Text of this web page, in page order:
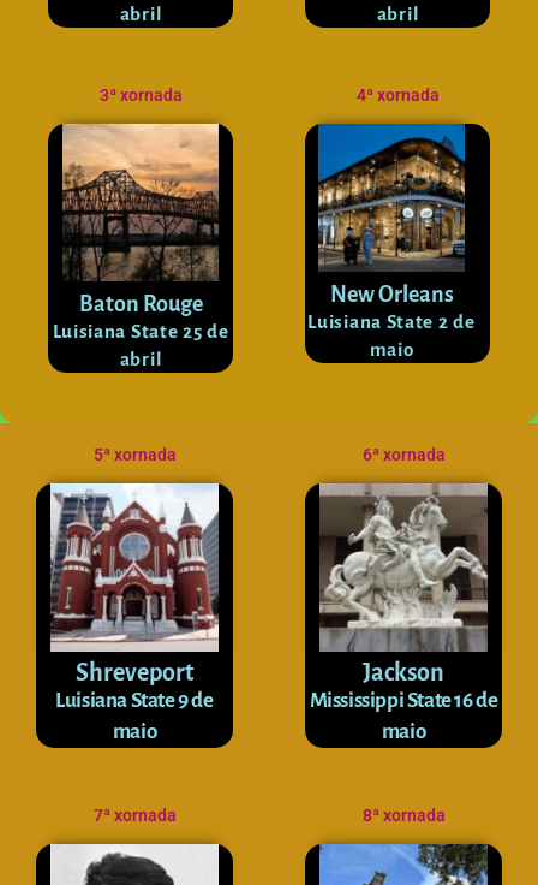
abril
abril
3ª xornada
Baton Rouge
Luisiana State 25 de
abril
4ª xornada
New Orleans
Luisiana State 2 de
maio
5ª xornada
Shreveport
Luisiana State 9 de
maio
6ª xornada
Jackson
Mississippi State 16 de
maio
7ª xornada 8ª xornada